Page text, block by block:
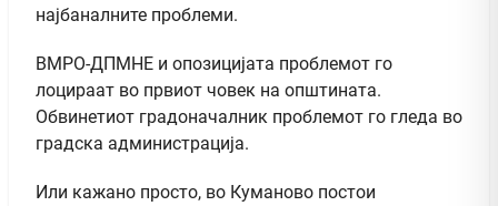
најбаналните проблеми.
ВМРО-ДПМНЕ и опозицијата проблемот го
лоцираат во првиот човек на општината.
Обвинетиот градоначалник проблемот го гледа во
градска администрација.
Или кажано просто, во Куманово постои